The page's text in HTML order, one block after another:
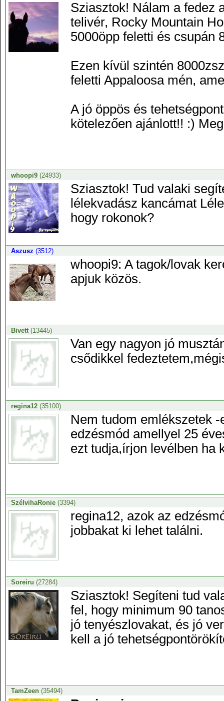
Sziasztok! Nálam a fedez
telivér, Rocky Mountain
5000öpp feletti és csupán
Ezen kívül szintén
feletti Appaloosa mén,
A jó öppös és
kötelezően ajánlott!! :)
whoopi9(24933)
Sziasztok! Tud valaki
lélekvadász kancámat
hogy rokonok?
Aszusz (3512)
whoopi9: A tagok/lovak
apjuk közös.
Bivett(13445)
Van egy nagyon jó
csődikkel
regina12(35100)
Nem tudom emlékszetek
edzésmód amellyel 25
ezt tudja,írjon levélben ha
SzélvihaRonie(3394)
regina12, azok az
jobbakat ki lehet találni.
Soreiru (27284)
Sziasztok! Segíteni tud
fel, hogy minimum 90
jó tenyészlovakat, és jó
kell a jó
TamZeen(35494)